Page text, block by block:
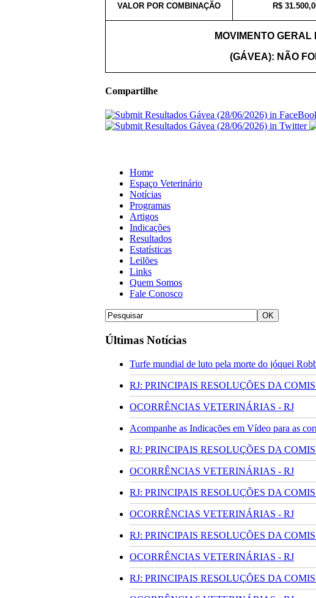
VALOR POR COMBINAÇÃO R$
MOVIMENTO GERAL
(GÁVEA): NÃO
Compartilhe
Home
Espaço Veterinário
Notícias
Programas
Artigos
Indicações
Resultados
Estatísticas
Leilões
Links
Quem Somos
Fale Conosco
Últimas Notícias
Turfe mundial de luto pela morte do jóquei
RJ: PRINCIPAIS RESOLUÇÕES DA
OCORRÊNCIAS VETERINÁRIAS - RJ
Acompanhe as Indicações em Vídeo para as
RJ: PRINCIPAIS RESOLUÇÕES DA
OCORRÊNCIAS VETERINÁRIAS - RJ
RJ: PRINCIPAIS RESOLUÇÕES DA
OCORRÊNCIAS VETERINÁRIAS - RJ
RJ: PRINCIPAIS RESOLUÇÕES DA
OCORRÊNCIAS VETERINÁRIAS - RJ
RJ: PRINCIPAIS RESOLUÇÕES DA